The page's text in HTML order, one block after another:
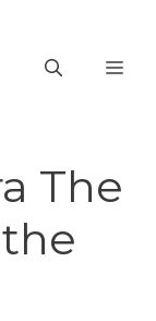
The